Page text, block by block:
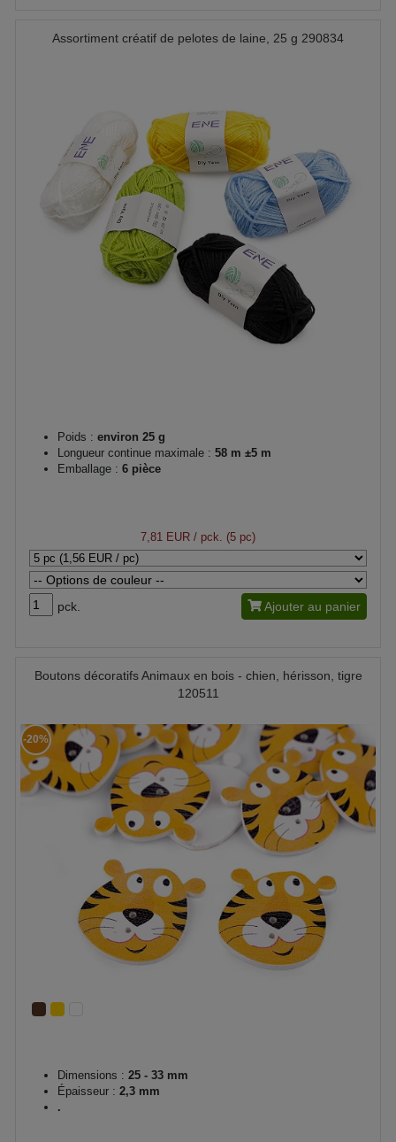
Assortiment créatif de pelotes de laine, 25 g 290834
Poids : environ 25 g
Longueur continue maximale : 58 m ±5 m
Emballage : 6 pièce
7,81 EUR / pck. (5 pc)
pck. Ajouter au panier
Boutons décoratifs Animaux en bois - chien, hérisson, tigre
120511
-20%
Dimensions : 25 - 33 mm
Épaisseur : 2,3 mm
.